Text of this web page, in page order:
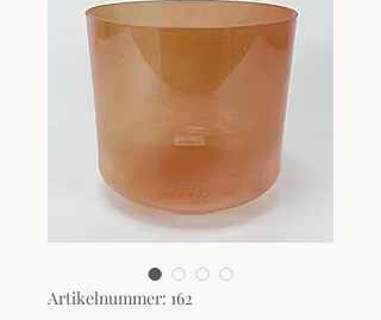
Artikelnummer: 162